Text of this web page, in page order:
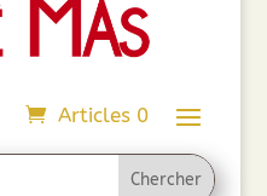
Articles 0